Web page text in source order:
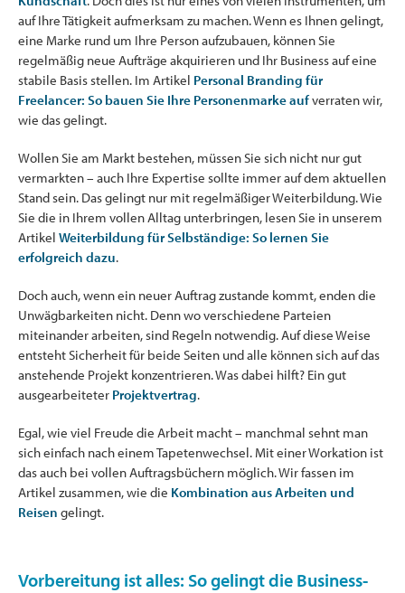
auf Ihre Tätigkeit aufmerksam zu machen. Wenn es Ihnen gelingt,
eine Marke rund um Ihre Person aufzubauen, können Sie
regelmäßig neue Aufträge akquirieren und Ihr Business auf eine
stabile Basis stellen. Im Artikel Personal Branding für
Freelancer: So bauen Sie Ihre Personenmarke aufverraten wir,
wie das gelingt.
Wollen Sie am Markt bestehen, müssen Sie sich nicht nur gut
vermarkten – auch Ihre Expertise sollte immer auf dem aktuellen
Stand sein. Das gelingt nur mit regelmäßiger Weiterbildung. Wie
Sie die in Ihrem vollen Alltag unterbringen, lesen Sie in unserem
Artikel Weiterbildung für Selbständige: So lernen Sie
erfolgreich dazu.
Doch auch, wenn ein neuer Auftrag zustande kommt, enden die
Unwägbarkeiten nicht. Denn wo verschiedene Parteien
miteinander arbeiten, sind Regeln notwendig. Auf diese Weise
entsteht Sicherheit für beide Seiten und alle können sich auf das
anstehende Projekt konzentrieren. Was dabei hilft? Ein gut
ausgearbeiteter Projektvertrag.
Egal, wie viel Freude die Arbeit macht – manchmal sehnt man
sich einfach nach einem Tapetenwechsel. Mit einer Workation ist
das auch bei vollen Auftragsbüchern möglich. Wir fassen im
Artikel zusammen, wie die Kombination aus Arbeiten und
Reisen gelingt.
Vorbereitung ist alles: So gelingt die Business-